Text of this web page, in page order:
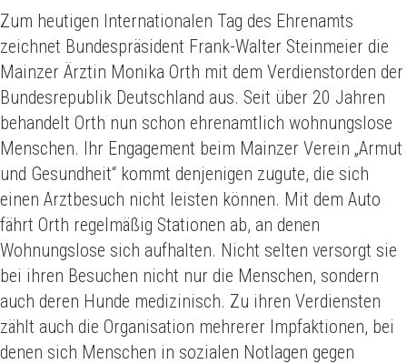
Zum heutigen Internationalen Tag des Ehrenamts
zeichnet Bundespräsident Frank-Walter Steinmeier die
Mainzer Ärztin Monika Orth mit dem Verdienstorden der
Bundesrepublik Deutschland aus. Seit über 20 Jahren
behandelt Orth nun schon ehrenamtlich wohnungslose
Menschen. Ihr Engagement beim Mainzer Verein „Armut
und Gesundheit“ kommt denjenigen zugute, die sich
einen Arztbesuch nicht leisten können. Mit dem Auto
fährt Orth regelmäßig Stationen ab, an denen
Wohnungslose sich aufhalten. Nicht selten versorgt sie
bei ihren Besuchen nicht nur die Menschen, sondern
auch deren Hunde medizinisch. Zu ihren Verdiensten
zählt auch die Organisation mehrerer Impfaktionen, bei
denen sich Menschen in sozialen Notlagen gegen